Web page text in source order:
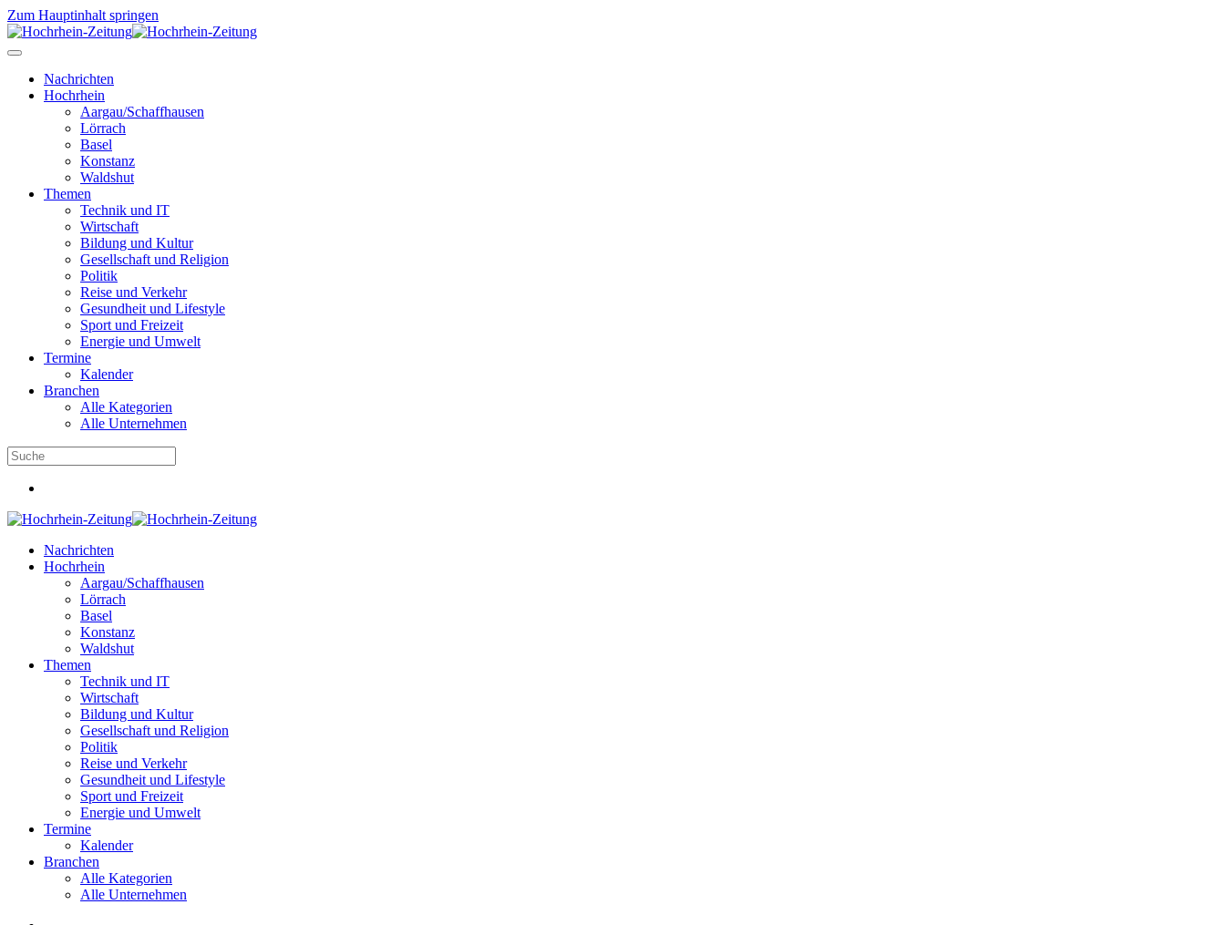
Zum Hauptinhalt springen
Nachrichten
Hochrhein
Aargau/Schaffhausen
Lörrach
Basel
Konstanz
Waldshut
Themen
Technik und IT
Wirtschaft
Bildung und Kultur
Gesellschaft und Religion
Politik
Reise und Verkehr
Gesundheit und Lifestyle
Sport und Freizeit
Energie und Umwelt
Termine
Kalender
Branchen
Alle Kategorien
Alle Unternehmen
Nachrichten
Hochrhein
Aargau/Schaffhausen
Lörrach
Basel
Konstanz
Waldshut
Themen
Technik und IT
Wirtschaft
Bildung und Kultur
Gesellschaft und Religion
Politik
Reise und Verkehr
Gesundheit und Lifestyle
Sport und Freizeit
Energie und Umwelt
Termine
Kalender
Branchen
Alle Kategorien
Alle Unternehmen